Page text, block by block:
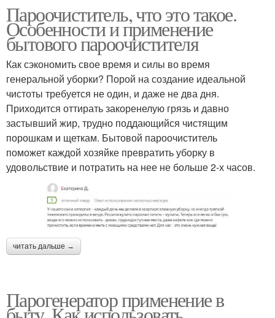
Пароочиститель, что это такое.
Особенности и применение
бытового пароочистителя
Как сэкономить свое время и силы во время
генеральной уборки? Порой на создание идеальной
чистоты требуется не один, и даже не два дня.
Приходится оттирать закоренелую грязь и давно
застывший жир, трудно поддающийся чистящим
порошкам и щеткам. Бытовой пароочиститель
поможет каждой хозяйке превратить уборку в
удовольствие и потратить на нее не больше 2-х часов.
читать дальше →
Парогенератор применение в